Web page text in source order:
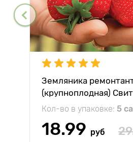
Земляника
(крупноплодная)
Кол-во в упаковке: 5
18.99 руб